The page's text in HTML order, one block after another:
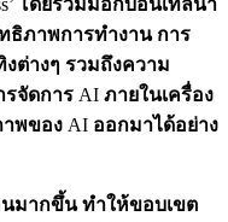
โดยร่วมมือกับอินเทลนำ
ธิภาพการทำงาน การ
ต่างๆ รวมถึงความ
รจัดการ AI ภายในเครื่อง
าพของ AI ออกมาได้อย่าง
นมากขึ้น ทำให้ขอบเขต